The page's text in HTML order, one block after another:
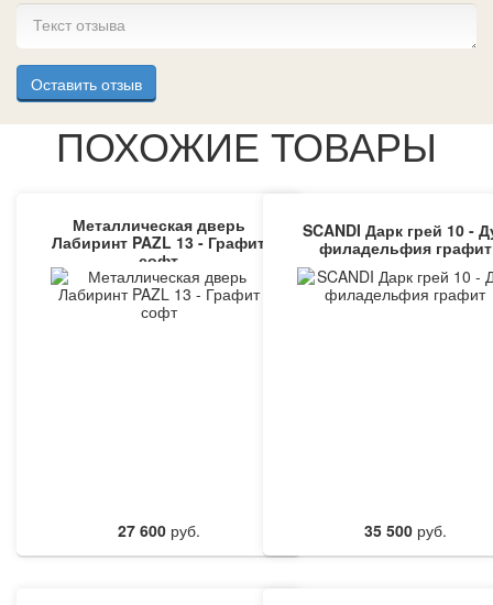
Оставить отзыв
ПОХОЖИЕ ТОВАРЫ
Металлическая дверь
Лабиринт PAZL 13 - Графит
софт
27 600руб.
SCANDI Дарк грей 10 -
филадельфия графит
35 500руб.